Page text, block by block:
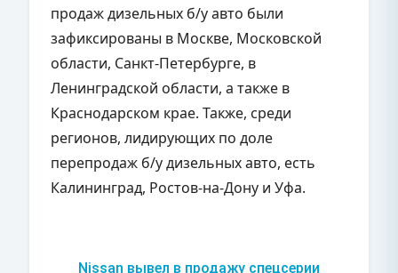
продаж дизельных б/у авто были
зафиксированы в Москве, Московской
области, Санкт-Петербурге, в
Ленинградской области, а также в
Краснодарском крае. Также, среди
регионов, лидирующих по доле
перепродаж б/у дизельных авто, есть
Калининград, Ростов-на-Дону и Уфа.
Nissan вывел в продажу спецсерии